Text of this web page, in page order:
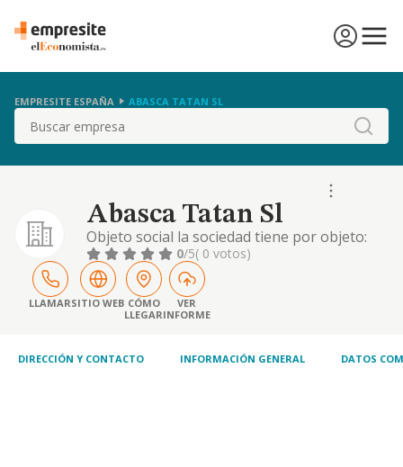
EMPRESITE ESPAÑA ABASCA TATAN SL
Buscar
Abasca Tatan Sl
Objeto social la sociedad tiene por objeto:
actividades de asesoramiento y gestion
financieras; contables, laborales, social,
juridicas, inmobiliarias, tributarias,
franquicias y de seguros. 2. la compra, venta;
adquisic
0/5( 0 votos)
LLAMARSITIO WEB CÓMO
LLEGAR
VER
INFORME
DIRECCIÓN Y CONTACTO INFORMACIÓN GENERAL DATOS